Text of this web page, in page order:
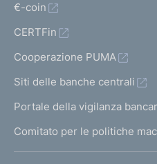
€-coin
CERTFin
Cooperazione PUMA
Siti delle banche centrali
Portale della vigilanza
Comitato per le politiche